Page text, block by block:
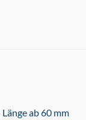
ab 60 mm